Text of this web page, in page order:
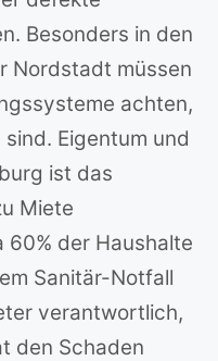
Besonders in den
Nordstadt müssen
achten,
Eigentum und
ist das
Miete
der Haushalte
Sanitär-Notfall
verantwortlich,
den Schaden